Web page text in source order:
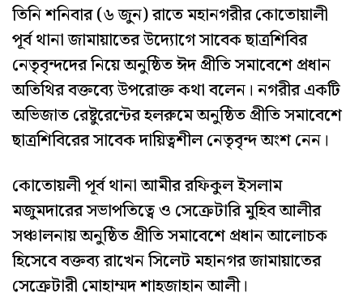
তিনি শনিবার (৬ জুন) রাতে মহানগরীর কোতোয়ালী
পূর্ব থানা জামায়াতের উদ্যোগে সাবেক ছাত্রশিবির
নেতৃবৃন্দদের নিয়ে অনুষ্ঠিত ঈদ প্রীতি সমাবেশে প্রধান
অতিথির বক্তব্যে উপরোক্ত কথা বলেন। নগরীর একটি
অভিজাত রেষ্টুরেন্টের হলরুমে অনুষ্ঠিত প্রীতি সমাবেশে
ছাত্রশিবিরের সাবেক দায়িত্বশীল নেতৃবৃন্দ অংশ নেন।
কোতোয়লী পূর্ব থানা আমীর রফিকুল ইসলাম
মজুমদারের সভাপতিত্বে ও সেক্রেটারি মুহিব আলীর
সঞ্চালনায় অনুষ্ঠিত প্রীতি সমাবেশে প্রধান আলোচক
হিসেবে বক্তব্য রাখেন সিলেট মহানগর জামায়াতের
সেক্রেটারী মোহাম্মদ শাহজাহান আলী।